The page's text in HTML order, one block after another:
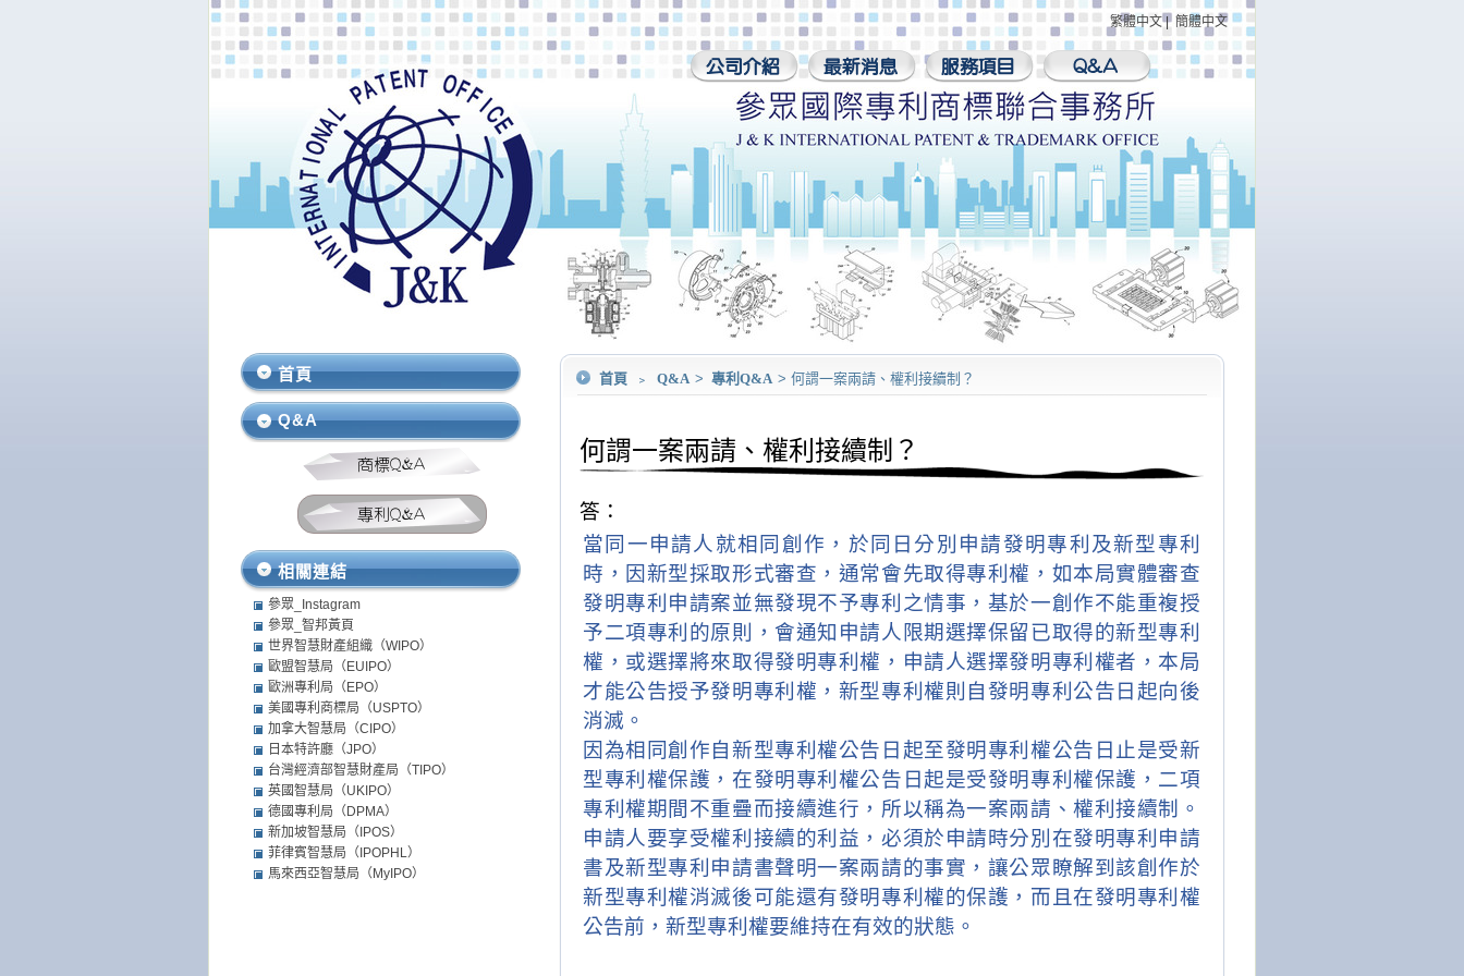
繁體中文| 簡體中文
首頁 ﹥ Q&A > 專利Q&A > 何謂一案兩請、權利接續制？
何謂一案兩請、權利接續制？
答：
當同一申請人就相同創作，於同日分別申請發明專利及新型專利
時，因新型採取形式審查，通常會先取得專利權，如本局實體審查
發明專利申請案並無發現不予專利之情事，基於一創作不能重複授
予二項專利的原則，會通知申請人限期選擇保留已取得的新型專利
權，或選擇將來取得發明專利權，申請人選擇發明專利權者，本局
才能公告授予發明專利權，新型專利權則自發明專利公告日起向後
消滅。
因為相同創作自新型專利權公告日起至發明專利權公告日止是受新
型專利權保護，在發明專利權公告日起是受發明專利權保護，二項
專利權期間不重疊而接續進行，所以稱為一案兩請、權利接續制。
申請人要享受權利接續的利益，必須於申請時分別在發明專利申請
書及新型專利申請書聲明一案兩請的事實，讓公眾瞭解到該創作於
新型專利權消滅後可能還有發明專利權的保護，而且在發明專利權
公告前，新型專利權要維持在有效的狀態。
首頁
Q&A
相關連結
參眾_Instagram
參眾_智邦黃頁
世界智慧財產組織（WIPO）
歐盟智慧局（EUIPO）
歐洲專利局（EPO）
美國專利商標局（USPTO）
加拿大智慧局（CIPO）
日本特許廳（JPO）
台灣經濟部智慧財產局（TIPO）
英國智慧局（UKIPO）
德國專利局（DPMA）
新加坡智慧局（IPOS）
菲律賓智慧局（IPOPHL）
馬來西亞智慧局（MyIPO）